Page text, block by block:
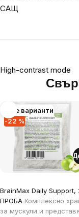
САЩ
High-contrast mode
-22 %
Още варианти
BrainMax Daily Support,
ПРОБА Комплексно
за мускули и